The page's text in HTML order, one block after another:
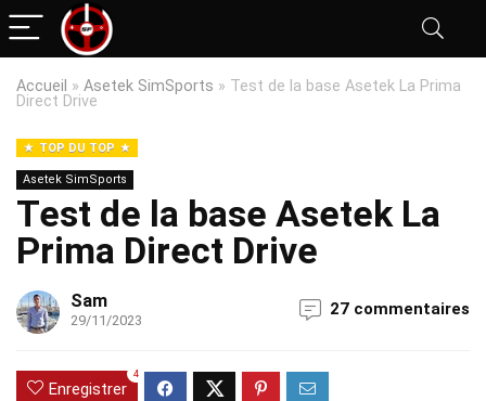
Accueil » Asetek SimSports » Test de la base Asetek La Prima
Direct Drive
TOP DU TOP
Asetek SimSports
Test de la base Asetek La
Prima Direct Drive
Sam
29/11/2023
27 commentaires
Enregistrer
4